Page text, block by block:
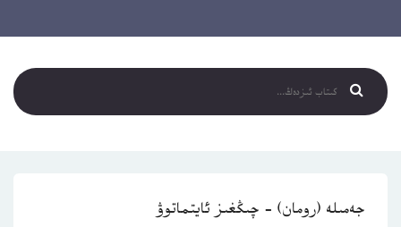
جەمىلە (رومان) – چىڭغىز ئايتماتوۋ